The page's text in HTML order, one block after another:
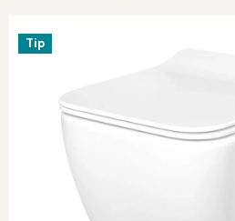
hviezdičiek.
Tip